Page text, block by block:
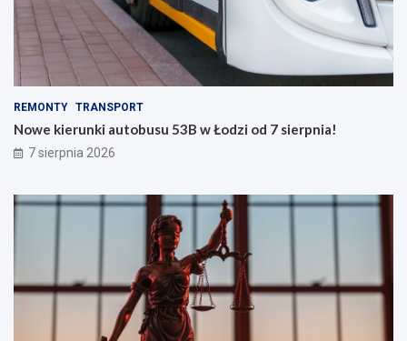
REMONTY TRANSPORT
Nowe kierunki autobusu 53B w Łodzi od 7 sierpnia!
7 sierpnia 2026